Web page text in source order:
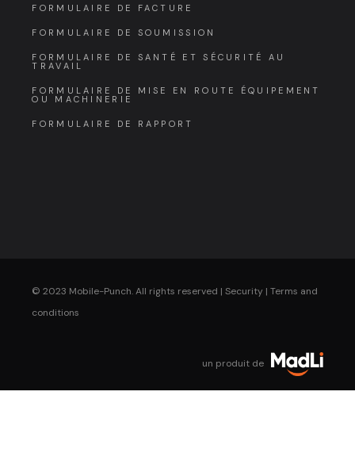
FORMULAIRE DE FACTURE
FORMULAIRE DE SOUMISSION
FORMULAIRE DE SANTÉ ET SÉCURITÉ AU
TRAVAIL
FORMULAIRE DE MISE EN ROUTE ÉQUIPEMENT
OU MACHINERIE
FORMULAIRE DE RAPPORT
© 2023 Mobile-Punch. All rights reserved |Security |Terms and
conditions
un produit de